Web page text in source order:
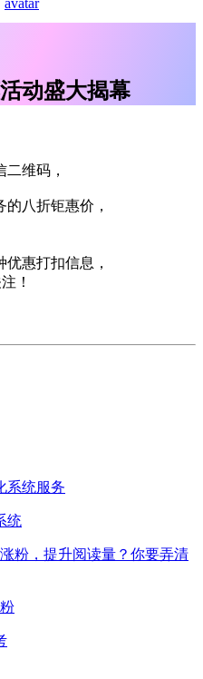
动盛大揭幕
维码，
八折钜惠价，
惠打扣信息，
！
统